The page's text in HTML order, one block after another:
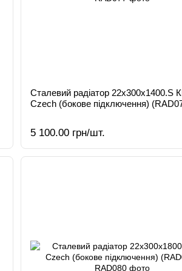
Сталевий радіатор 22х300х1400.S
Czech (бокове підключення)
5 100.00 грн/шт.